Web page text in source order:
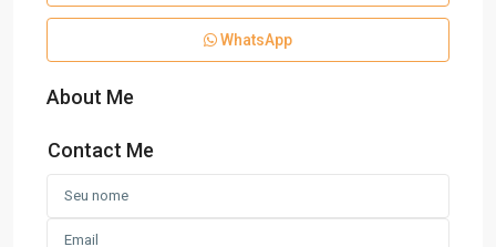
WhatsApp
About Me
Contact Me